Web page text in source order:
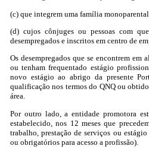
(c) que integrem uma família
(d) cujos cônjuges ou pessoas com
desempregados e inscritos em centro de
Os desempregados que se encontrem em
ou tenham frequentado estágio
novo estágio ao abrigo da presente
qualificação nos termos do QNQ ou
área.
Por outro lado, a entidade promotora
estabelecido, nos 12 meses que
trabalho, prestação de serviços ou
ou obrigatórios para acesso a profissão).